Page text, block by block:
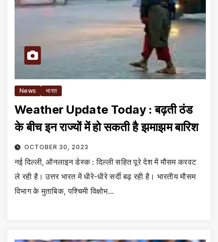
News भारत
Weather Update Today : बढ़ती ठंड
के बीच इन राज्यों में हो सकती है झमाझम बारिश
OCTOBER 30, 2023
नई दिल्ली, ऑनलाइन डेस्क : दिल्ली सहित पूरे देश में मौसम करवट
ले रही है। उत्तर भारत में धीरे-धीरे सर्दी बढ़ रही है। भारतीय मौसम
विभाग के मुताबिक, पश्चिमी विक्षोभ…